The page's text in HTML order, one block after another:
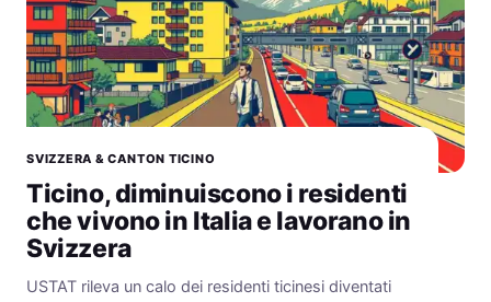
SVIZZERA & CANTON TICINO
Ticino, diminuiscono i residenti
che vivono in Italia e lavorano in
Svizzera
USTAT rileva un calo dei residenti ticinesi diventati